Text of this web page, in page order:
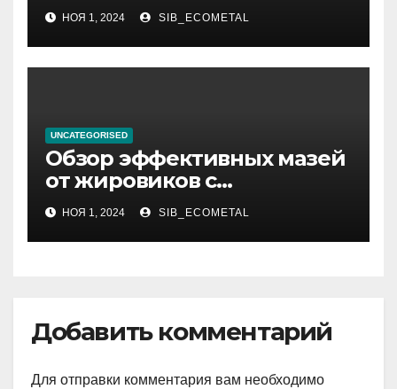
НОЯ 1, 2024 SIB_ECOMETAL
UNCATEGORISED
Обзор эффективных мазей
от жировиков с
рассасывающим эффектом
НОЯ 1, 2024 SIB_ECOMETAL
Добавить комментарий
Для отправки комментария вам необходимо